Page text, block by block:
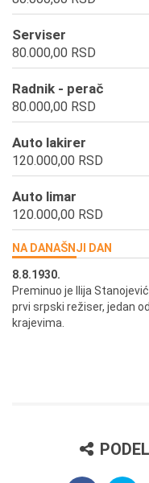
Serviser
80.000,00 RSD
Radnik - perač
80.000,00 RSD
Auto lakirer
120.000,00 RSD
Auto limar
120.000,00 RSD
NA DANAŠNJI DAN
8.8.1930.
Preminuo je Ilija
prvi srpski režiser, jedan
krajevima.